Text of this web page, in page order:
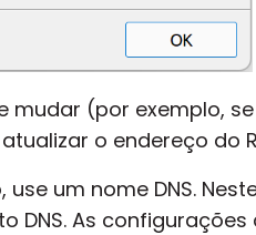
mudar (por exemplo,
o endereço do
um nome DNS.
DNS. As